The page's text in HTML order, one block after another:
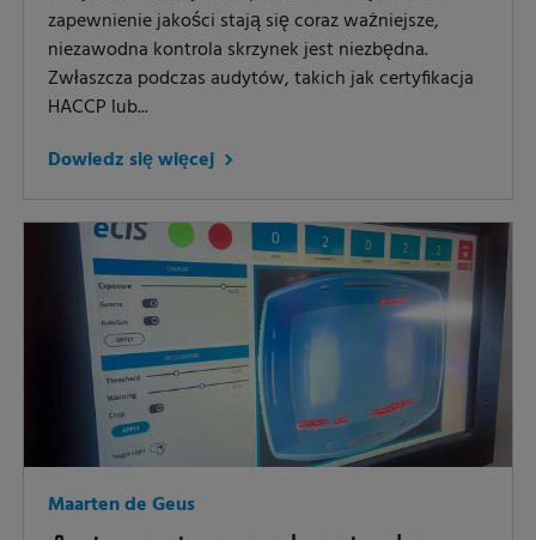
zapewnienie jakości stają się coraz ważniejsze,
niezawodna kontrola skrzynek jest niezbędna.
Zwłaszcza podczas audytów, takich jak certyfikacja
HACCP lub...
Dowiedz się więcej
Maarten de Geus